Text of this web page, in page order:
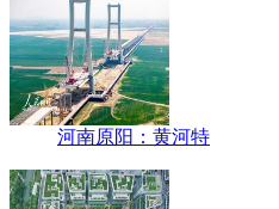
河南原阳：黄河特